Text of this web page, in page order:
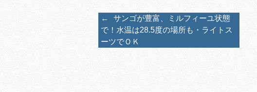
←
サンゴが豊富、ミルフィーユ状態
で！水温は28.5度の場所も・ライトス
ーツでＯＫ